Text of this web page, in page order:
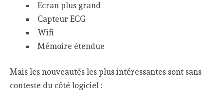
Ecran plus grand
Capteur ECG
Wifi
Mémoire étendue
Mais les nouveautés les plus intéressantes sont sans
conteste du côté logiciel :